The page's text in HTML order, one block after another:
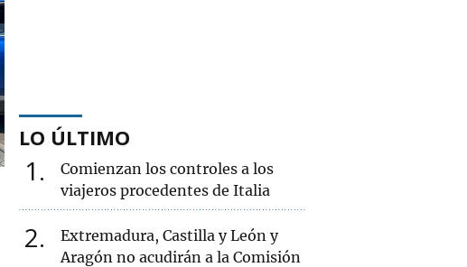
LO ÚLTIMO
1
Comienzan los controles a los
viajeros procedentes de Italia
2
Extremadura, Castilla y León y
Aragón no acudirán a la Comisión